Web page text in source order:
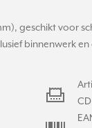
geschikt voor
binnenwerk